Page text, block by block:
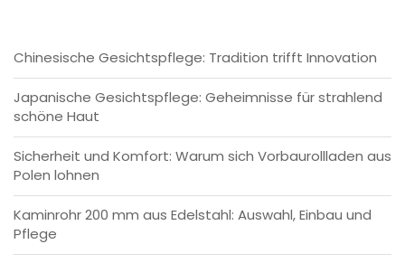
Chinesische Gesichtspflege: Tradition trifft Innovation
Japanische Gesichtspflege: Geheimnisse für strahlend
schöne Haut
Sicherheit und Komfort: Warum sich Vorbaurollladen aus
Polen lohnen
Kaminrohr 200 mm aus Edelstahl: Auswahl, Einbau und
Pflege